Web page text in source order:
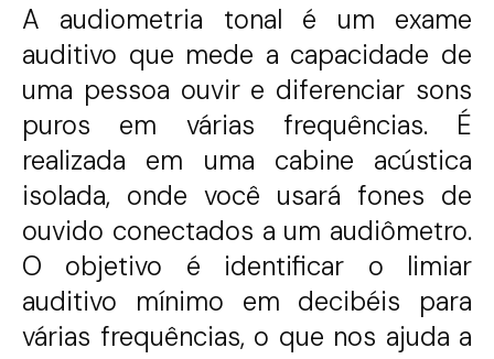
A audiometria tonal é um exame
auditivo que mede a capacidade de
uma pessoa ouvir e diferenciar sons
puros em várias frequências. É
realizada em uma cabine acústica
isolada, onde você usará fones de
ouvido conectados a um audiômetro.
O objetivo é identificar o limiar
auditivo mínimo em decibéis para
várias frequências, o que nos ajuda a